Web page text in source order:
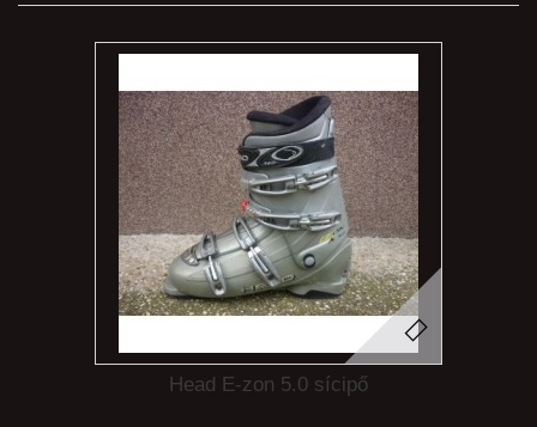
Head E-zon 5.0 sícipő